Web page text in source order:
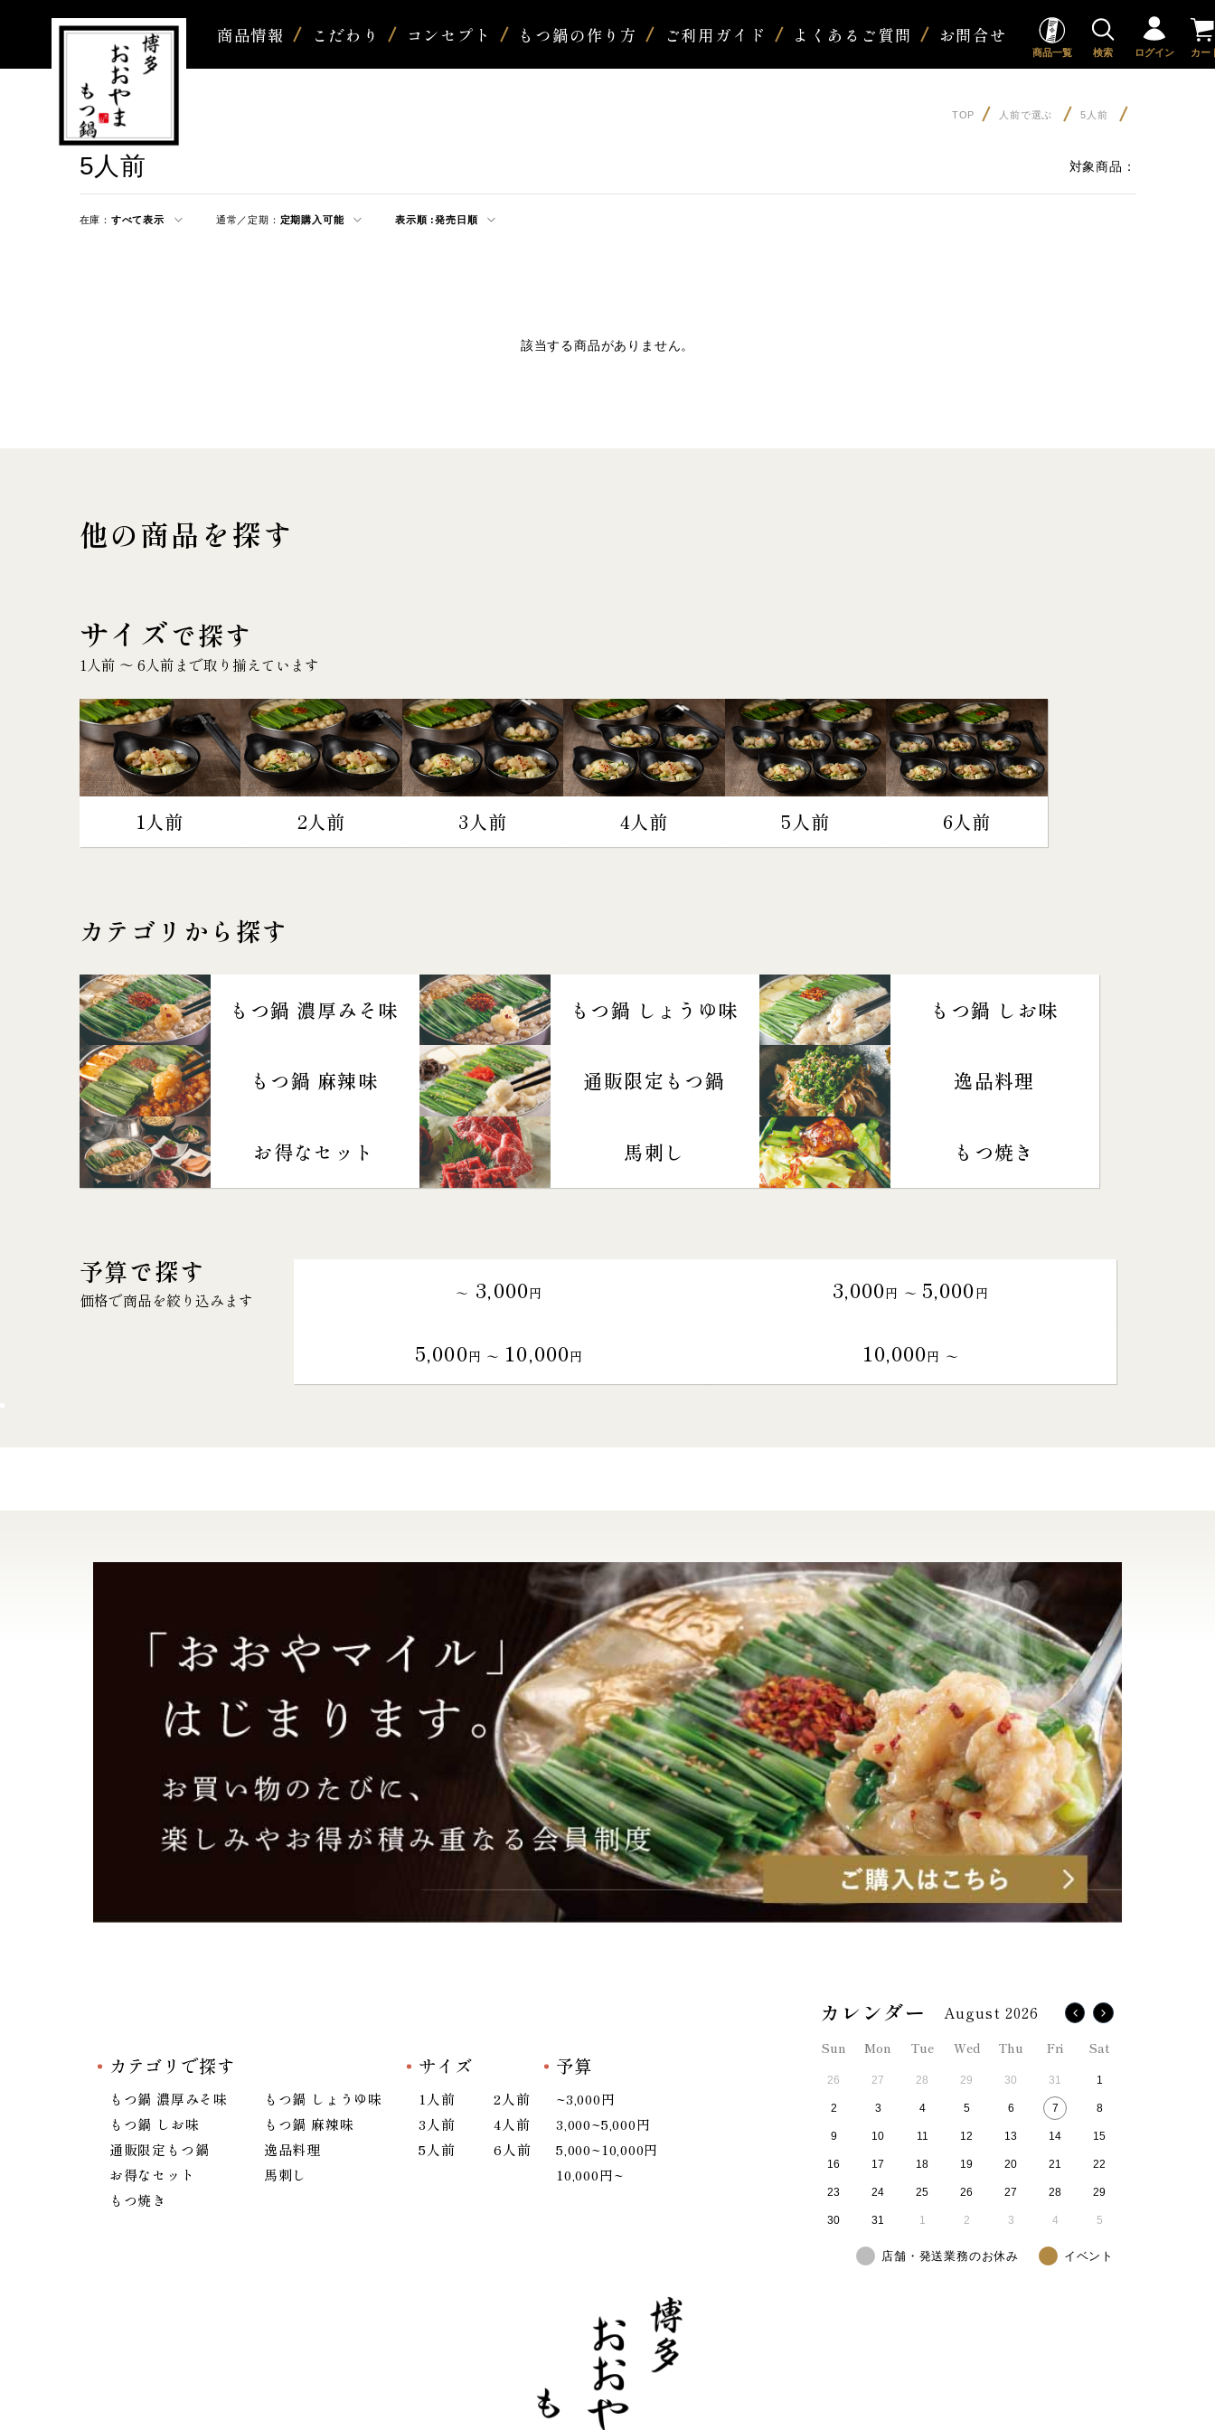
商品情報 こだわり コンセプト もつ鍋の作り方 ご利用ガイド よくあるご質問 お問合せ
商品一覧 検索 ログイン カー
TOP 人前で選ぶ 5人前
5人前 対象商品：
在庫： すべて表示 通常／定期： 定期購入可能 表示順 :発売日順
該当する商品がありません。
他の商品を探す
サイズで探す
1人前 〜 6人前まで取り揃えています
1人前 2人前 3人前 4人前 5人前 6人前
カテゴリから探す
もつ鍋 濃厚みそ味 もつ鍋 しょうゆ味 もつ鍋 しお味
もつ鍋 麻辣味 通販限定もつ鍋 逸品料理
お得なセット 馬刺し もつ焼き
予算で探す
価格で商品を絞り込みます ～ 3,000円 3,000円 〜 5,000円
5,000円 〜 10,000円 10,000円 〜
カテゴリで探す
もつ鍋 濃厚みそ味
もつ鍋 しょうゆ味
もつ鍋 しお味
もつ鍋 麻辣味
通販限定もつ鍋
逸品料理
お得なセット
馬刺し
もつ焼き
サイズ
1人前
2人前
3人前
4人前
5人前
6人前
予算
~3,000円
3,000~5,000円
5,000~10,000円
10,000円~
August 2026
Sun Mon Tue Wed Thu Fri Sat
26 27 28 29 30 31 1
2 3 4 5 6 7 8
9 10 11 12 13 14 15
16 17 18 19 20 21 22
23 24 25 26 27 28 29
30 31 1 2 3 4 5
店舗・発送業務のお休み イベント